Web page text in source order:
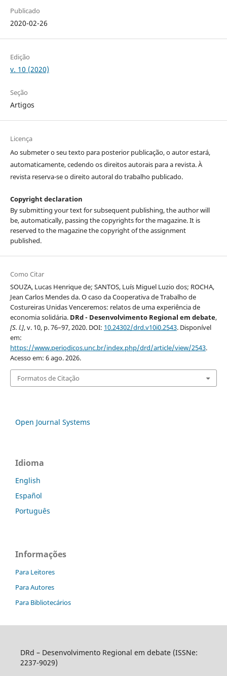
Publicado
2020-02-26
Edição
v. 10 (2020)
Seção
Artigos
Licença
Ao submeter o seu texto para posterior publicação, o autor estará,
automaticamente, cedendo os direitos autorais para a revista. À
revista reserva-se o direito autoral do trabalho publicado.
Copyright declaration
By submitting your text for subsequent publishing, the author will
be, automatically, passing the copyrights for the magazine. It is
reserved to the magazine the copyright of the assignment
published.
Como Citar
SOUZA, Lucas Henrique de; SANTOS, Luís Miguel Luzio dos; ROCHA,
Jean Carlos Mendes da. O caso da Cooperativa de Trabalho de
Costureiras Unidas Venceremos: relatos de uma experiência de
economia solidária. DRd - Desenvolvimento Regional em debate,
[S. l.], v. 10, p. 76–97, 2020. DOI: 10.24302/drd.v10i0.2543. Disponível
em:
https://www.periodicos.unc.br/index.php/drd/article/view/2543.
Acesso em: 6 ago. 2026.
Formatos de Citação
Open Journal Systems
Idioma
English
Español
Português
Informações
Para Leitores
Para Autores
Para Bibliotecários
DRd – Desenvolvimento Regional em debate (ISSNe:
2237-9029)